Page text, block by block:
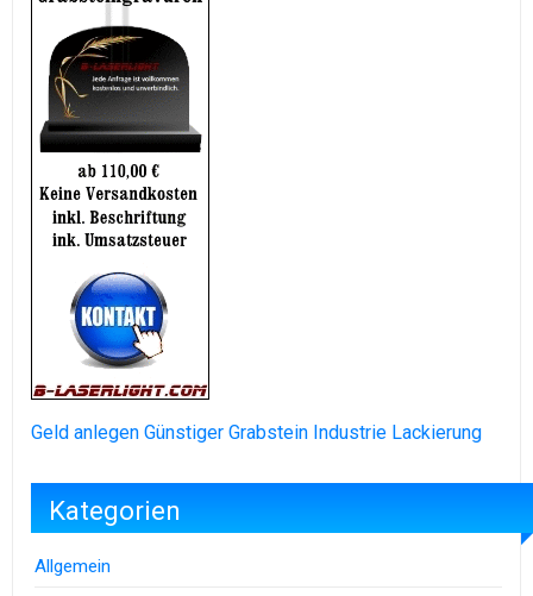
Geld anlegen Günstiger Grabstein Industrie Lackierung
Kategorien
Allgemein